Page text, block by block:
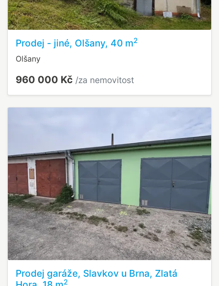
Prodej - jiné, Olšany, 40 m2
Olšany
960 000 Kč /za nemovitost
Prodej garáže, Slavkov u Brna, Zlatá
2